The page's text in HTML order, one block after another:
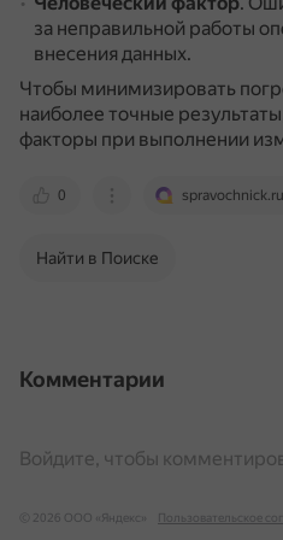
за неправильной работы
внесения данных.
Чтобы минимизировать
наиболее точные
факторы при выполнении
0 spravochnick.ru
Найти в Поиске
Комментарии
Войдите, чтобы
© 2026 ООО «Яндекс» Пользовательское